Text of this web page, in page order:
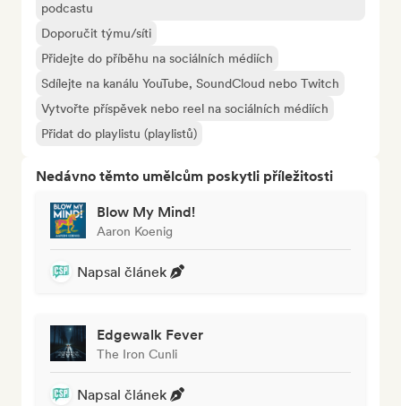
podcastu
Doporučit týmu/síti
Přidejte do příběhu na sociálních médiích
Sdílejte na kanálu YouTube, SoundCloud nebo Twitch
Vytvořte příspěvek nebo reel na sociálních médiích
Přidat do playlistu (playlistů)
Nedávno těmto umělcům poskytli příležitosti
Blow My Mind!
Aaron Koenig
Napsal článek
Edgewalk Fever
The Iron Cunli
Napsal článek